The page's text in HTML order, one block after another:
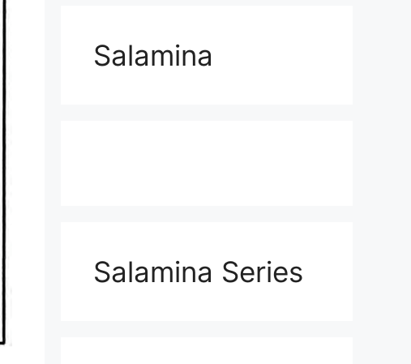
Salamina
Salamina Series